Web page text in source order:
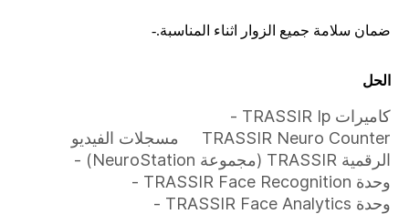
ضمان سلامة جميع الزوار اثناء المناسبة.-
الحل
كاميرات TRASSIR Ip -
TRASSIR Neuro Counter مسجلات الفيديو
الرقمية TRASSIR (مجموعة NeuroStation) -
وحدة TRASSIR Face Recognition -
وحدة TRASSIR Face Analytics -